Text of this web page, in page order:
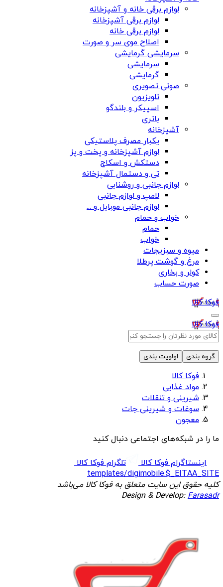
لوازم برقی خانه و آشپزخانه
لوازم برقی آشپزخانه
لوازم برقی خانه
اصلاح موی سر و صورت
سرمایشی گرمایشی
سرمایشی
گرمایشی
صوتی تصویری
تلویزیون
اسپیکر و بلندگو
باتری
آشپزخانه
یکبار مصرف پلاستیکی
لوازم آشپزخانه و پخت و پز
دستکش و اسکاج
تی و دستمال آشپزخانه
لوازم جانبی و روشنایی
لامپ و لوازم جانبی
لوازم جانبی موبایل و ...
خواب و حمام
حمام
خواب
میوه و سبزیجات
مرغ و گوشت پرطلا
کولر و بخاری
صورت حساب
فوکا کالا
فوکا کالا
گروه بندی اولویت بندی
فوکا کالا
مواد غذایی
شیرینی و تنقلات
سوغات و شیرینی جات
معجون
ما را در شبکه‌های اجتماعی دنبال کنید
اینستاگرام فوکا کالا
تلگرام فوکا کالا
templates/digimobile.$_EITAA_SITE
کلیه حقوق این سایت متعلق به فوکا کالا می‌باشد
Design & Develop:Farasadr